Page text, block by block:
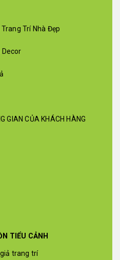
Trí Nhà Đẹp
Decor
GIAN CỦA KHÁCH HÀNG
TIỂU CẢNH
trang trí